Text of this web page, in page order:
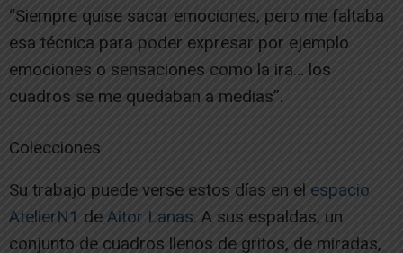
“Siempre quise sacar emociones, pero me faltaba
esa técnica para poder expresar por ejemplo
emociones o sensaciones como la ira… los
cuadros se me quedaban a medias”.
Colecciones
Su trabajo puede verse estos días en el espacio
AtelierN1 de Aitor Lanas. A sus espaldas, un
conjunto de cuadros llenos de gritos, de miradas,